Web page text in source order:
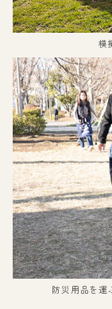
模
防災用品を運